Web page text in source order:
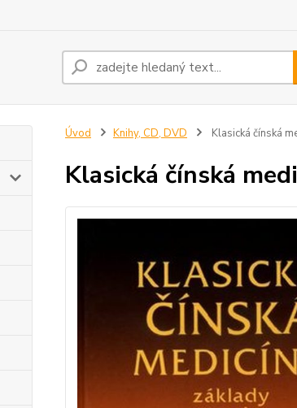
Úvod Knihy, CD, DVD Klasická čínská
Klasická čínská